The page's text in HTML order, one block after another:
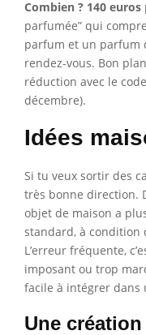
Combien ? 140 euros
parfumée” qui
parfum et un parfum
rendez-vous. Bon
réduction avec le
décembre).
Idées
Si tu veux sortir des
très bonne direction.
objet de maison a
standard, à condition
L’erreur fréquente,
imposant ou trop
facile à intégrer dans
Une